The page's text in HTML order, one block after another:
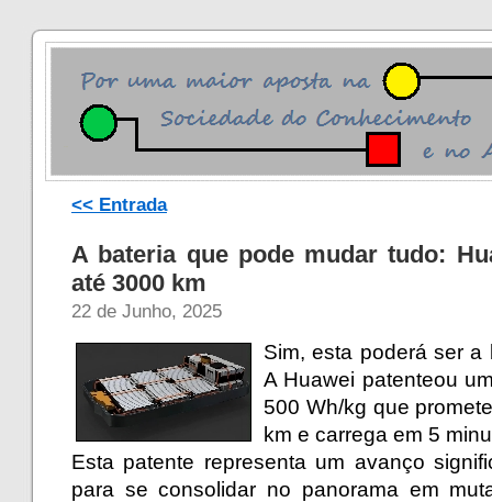
<< Entrada
A bateria que pode mudar tudo:
até 3000 km
22 de Junho, 2025
Sim, esta poderá ser
A Huawei patenteou
500 Wh/kg que
km e carrega em 5
Esta patente representa um avanço
para se consolidar no panorama em